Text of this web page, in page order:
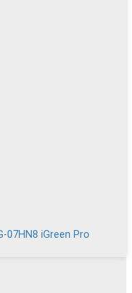
07HN8 iGreen Pro